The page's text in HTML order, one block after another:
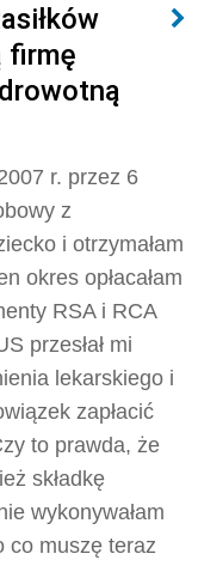
firmę
r. przez 6
z
i otrzymałam
okres opłacałam
RSA i RCA
przesłał mi
lekarskiego i
zapłacić
to prawda, że
składkę
wykonywałam
co muszę teraz